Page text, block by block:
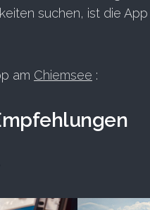
suchen, ist die App
am Chiemsee :